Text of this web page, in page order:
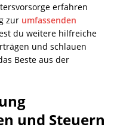
erfahren
zur umfassenden
du weitere hilfreiche
und schlauen
Beste aus der
und Steuern